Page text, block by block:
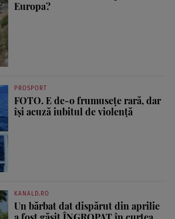
Europa?
PROSPORT
FOTO. E de-o frumusețe rară, dar
își acuză iubitul de violență
KANALD.RO
Un bărbat dat dispărut din aprilie